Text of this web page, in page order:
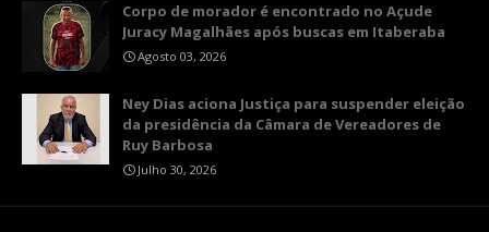
Corpo de morador é encontrado no Açude
Juracy Magalhães após buscas em Itaberaba
Agosto 03, 2026
Ney Dias aciona Justiça para suspender eleição
da presidência da Câmara de Vereadores de
Ruy Barbosa
Julho 30, 2026